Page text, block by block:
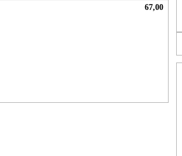
67,00